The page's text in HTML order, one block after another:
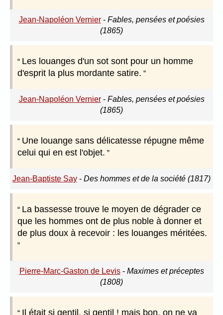
Jean-Napoléon Vernier- Fables, pensées et poésies
(1865)
Les louanges d'un sot sont pour un homme
d'esprit la plus mordante satire.
Jean-Napoléon Vernier- Fables, pensées et poésies
(1865)
Une louange sans délicatesse répugne même
celui qui en est l'objet.
Jean-Baptiste Say - Des hommes et de la société (1817)
La bassesse trouve le moyen de dégrader ce
que les hommes ont de plus noble à donner et
de plus doux à recevoir : les louanges méritées.
Pierre-Marc-Gaston de Levis- Maximes et préceptes
(1808)
Il était si gentil, si gentil ! mais bon, on ne va